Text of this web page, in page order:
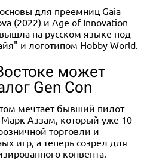
для преемниц Gaia
(2022) и Age of Innovation
на русском языке под
и логотипом Hobby World.
может
Gen Con
мечтает бывший пилот
Аззам, который уже 10
торговли и
игр, а теперь созрел для
конвента.